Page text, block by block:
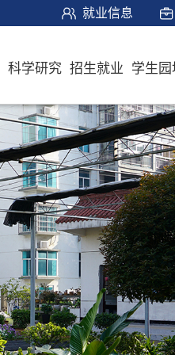
就业信息
科学研究 招生就业 学生园